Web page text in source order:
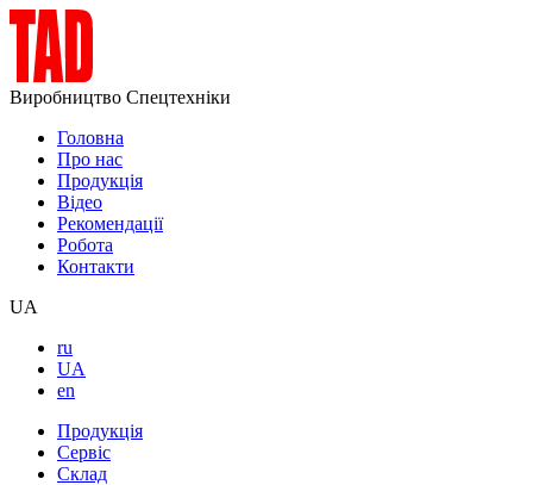
Виробництво Спецтехніки
Головна
Про нас
Продукція
Відео
Рекомендації
Робота
Контакти
UA
ru
UA
en
Продукція
Сервіс
Склад